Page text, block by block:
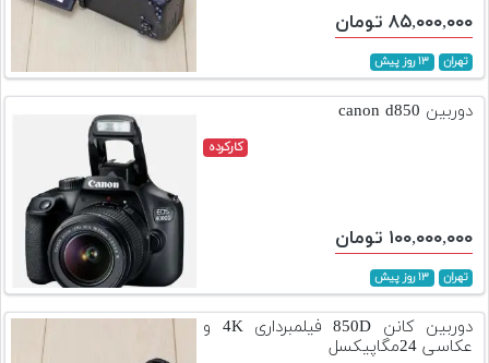
۸۵,۰۰۰,۰۰۰ تومان
تهران ۱۳ روز پیش
دوربین canon d850
کارکرده
۱۰۰,۰۰۰,۰۰۰ تومان
تهران ۱۳ روز پیش
دوربین کانن 850D فیلمبرداری 4K و
عکاسی 24مگاپیکسل